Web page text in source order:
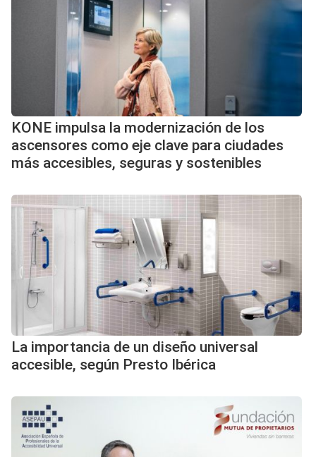
KONE impulsa la modernización de los
ascensores como eje clave para ciudades
más accesibles, seguras y sostenibles
La importancia de un diseño universal
accesible, según Presto Ibérica